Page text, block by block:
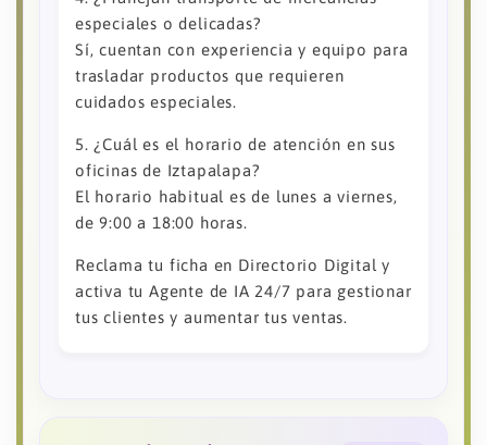
especiales o delicadas?
Sí, cuentan con experiencia y equipo para
trasladar productos que requieren
cuidados especiales.
5. ¿Cuál es el horario de atención en sus
oficinas de Iztapalapa?
El horario habitual es de lunes a viernes,
de 9:00 a 18:00 horas.
Reclama tu ficha en Directorio Digital y
activa tu Agente de IA 24/7 para gestionar
tus clientes y aumentar tus ventas.